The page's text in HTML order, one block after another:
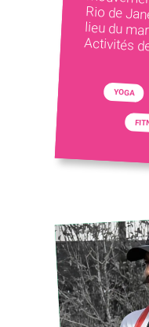
Activités
YOGA